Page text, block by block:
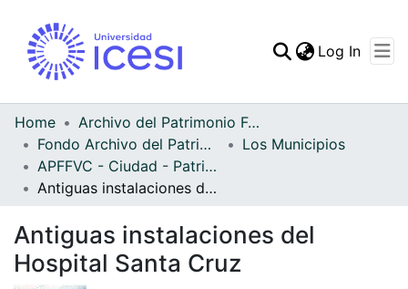
Statistics
Log In
Home
Archivo del Patrimonio Fotográfico y Fílmico del Valle del Cauca
Fondo Archivo del Patrimonio Fotográfico y Fílmico del Valle del Cauca
Los Municipios
APFFVC - Ciudad - Patrimonial
Antiguas instalaciones del Hospital Santa Cruz
Antiguas instalaciones del
Hospital Santa Cruz